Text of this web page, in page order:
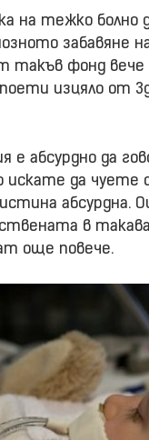
на тежко болно
забавяне
такъв фонд
изцяло от
е абсурдно да
искате да чуете
абсурдна.
в
още повече.